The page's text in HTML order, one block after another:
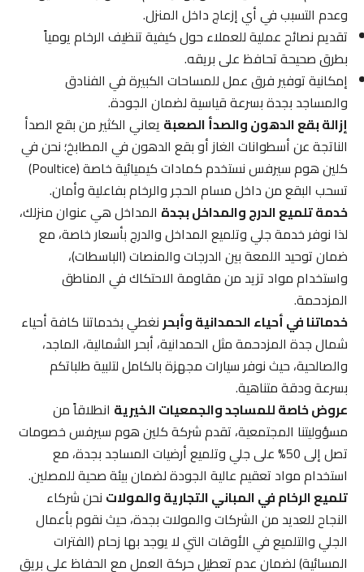
وعدم التسبب في أي إزعاج داخل المنزل.
تقديم نصائح عملية للعملاء حول كيفية تنظيف الرخام يومياً
بطرق صحيحة تحافظ على بريقه.
إمكانية توفير فرق عمل للمساحات الكبيرة في الفنادق
والمساجد بجدة بسرعة قياسية لضمان الجودة.
إزالة بقع الدهون والصدأ الصعبةيعاني الكثير من بقع الصدأ
الناتجة عن أسطوانات الغاز أو بقع الدهون في المطابخ؛ نحن في
كلين هوم سيرفس نستخدم كمادات كيميائية خاصة (Poultice)
تسحب البقع من داخل مسام الحجر والرخام بفاعلية وأمان.
خدمة تلميع الدرج والمداخل بجدةالمداخل هي عنوان منزلك،
لذا نوفر خدمة جلي وتلميع المداخل والدرج بأسعار خاصة، مع
ضمان توحيد اللمعة بين الدرجات والمنصات (الباسطات)،
واستخدام مواد تزيد من مقاومة الاحتكاك في المناطق
المزدحمة.
خدماتنا في أحياء الحمدانية وأبحرنغطي بخدماتنا كافة أحياء
شمال جدة المزدحمة مثل الحمدانية، أبحر الشمالية، الماجد،
والصالحية، حيث نوفر سيارات مجهزة بالكامل لتلبية طلباتكم
بسرعة ودقة متناهية.
عروض خاصة للمساجد والجمعيات الخيريةانطلاقاً من
مسؤوليتنا المجتمعية، تقدم شركة كلين هوم سيرفس خصومات
تصل إلى 50% على جلي وتلميع أرضيات المساجد بجدة، مع
استخدام مواد تعقيم عالية الجودة لضمان بيئة صحية للمصلين.
تلميع الرخام في المباني التجارية والمولاتنحن شركاء
النجاح للعديد من الشركات والمولات بجدة، حيث نقوم بأعمال
الجلي والتلميع في الأوقات التي لا يوجد بها زحام (الفترات
المسائية) لضمان عدم تعطيل حركة العمل مع الحفاظ على بريق